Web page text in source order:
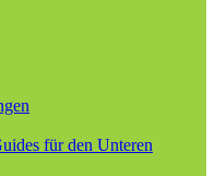
für den Unteren